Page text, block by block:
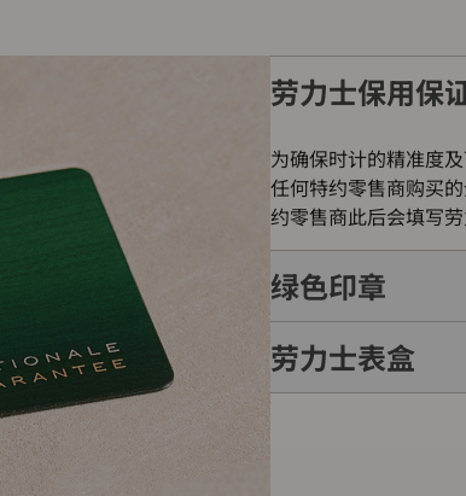
劳力士保用保
为确保时计的精准度
任何特约零售商购买
约零售商此后会填写
绿色印章
每只劳力士腕表均附
劳力士表盒